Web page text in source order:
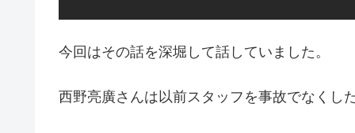
今回はその話を深堀して話していました。
西野亮廣さんは以前スタッフを事故でなくし